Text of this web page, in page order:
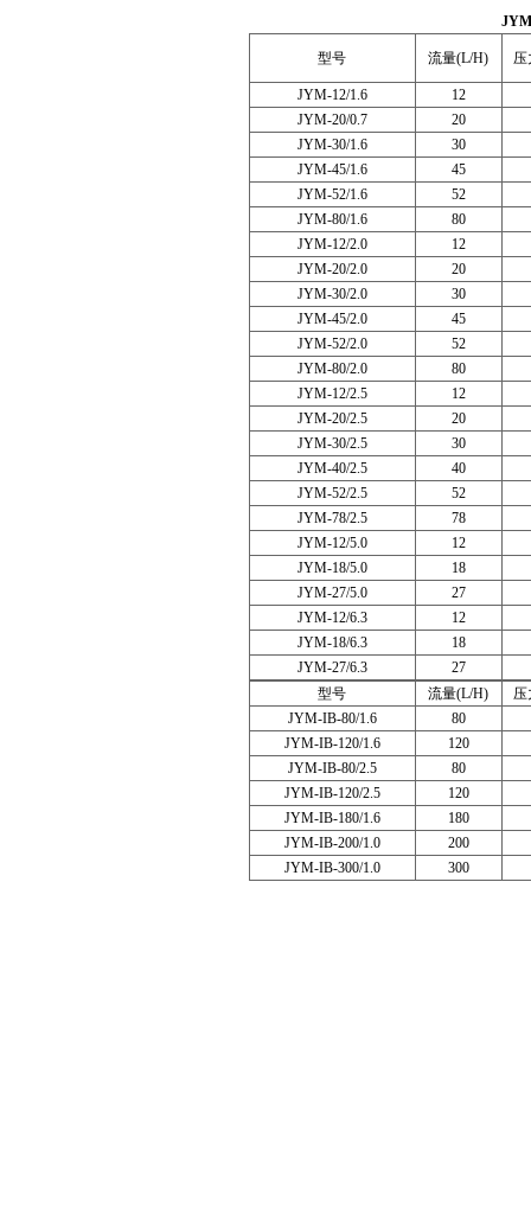
型号 流量(L/H) 压
JYM-12/1.6
12
JYM-20/0.7
20
JYM-30/1.6
30
JYM-45/1.6
45
JYM-52/1.6
52
JYM-80/1.6
80
JYM-12/2.0
12
JYM-20/2.0
20
JYM-30/2.0
30
JYM-45/2.0
45
JYM-52/2.0
52
JYM-80/2.0
80
JYM-12/2.5
12
JYM-20/2.5
20
JYM-30/2.5
30
JYM-40/2.5
40
JYM-52/2.5
52
JYM-78/2.5
78
JYM-12/5.0
12
JYM-18/5.0
18
JYM-27/5.0
27
JYM-12/6.3
12
JYM-18/6.3
18
JYM-27/6.3
27
型号
流量(L/H)
压
JYM-IB-80/1.6
80
JYM-IB-120/1.6
120
JYM-IB-80/2.5
80
JYM-IB-120/2.5
120
JYM-IB-180/1.6
180
JYM-IB-200/1.0
200
JYM-IB-300/1.0
300